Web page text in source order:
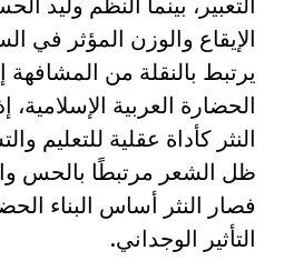
الإيقاع والوزن المؤثر في
يرتبط بالنقلة من المشافهة
الحضارة العربية
النثر كأداة عقلية للتعليم
ظل الشعر مرتبطًا بالحس
فصار النثر أساس البناء
التأثير الوجداني.